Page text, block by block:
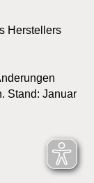
Herstellers
Stand: Januar